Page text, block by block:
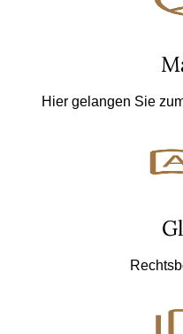
Hier gelangen Sie